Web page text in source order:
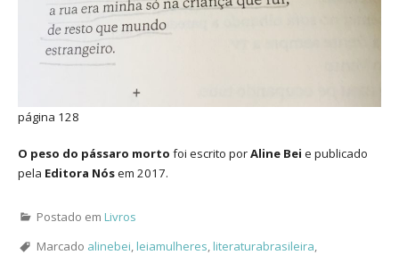
página 128
O peso do pássaro morto foi escrito porAline Bei e publicado
pela Editora Nósem 2017.
Postado em Livros
Marcado alinebei,leiamulheres,literaturabrasileira,